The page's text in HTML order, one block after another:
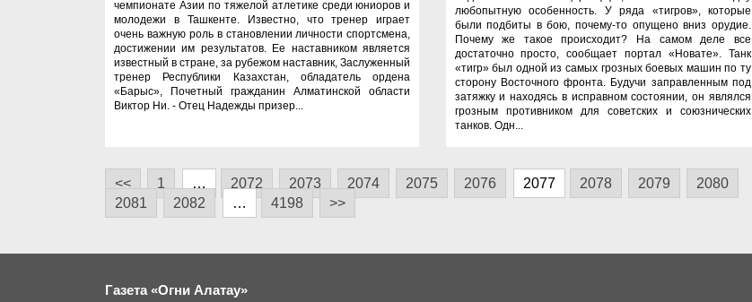
чемпионате Азии по тяжелой атлетике среди юниоров и
молодежи в Ташкенте. Известно, что тренер играет
очень важную роль в становлении личности спортсмена,
достижении им результатов. Ее наставником является
известный в стране, за рубежом наставник, Заслуженный
тренер Республики Казахстан, обладатель ордена
«Барыс», Почетный гражданин Алматинской области
Виктор Ни. - Отец Надежды призер...
любопытную особенность. У ряда «тигров», которые
были подбиты в бою, почему-то опущено вниз орудие.
Почему же такое происходит? На самом деле все
достаточно просто, сообщает портал «Новате». Танк
«тигр» был одной из самых грозных боевых машин по ту
сторону Восточного фронта. Будучи заправленным под
затяжку и находясь в исправном состоянии, он являлся
грозным противником для советских и союзнических
танков. Одн...
<< 1 … 2072 2073 2074 2075 2076 2077 2078 2079
2080
2081
2082 … 4198 >>
Газета «Огни Алатау»